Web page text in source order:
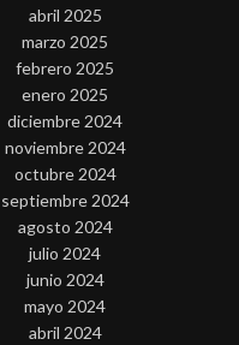
abril 2025
marzo 2025
febrero 2025
enero 2025
diciembre 2024
noviembre 2024
octubre 2024
septiembre 2024
agosto 2024
julio 2024
junio 2024
mayo 2024
abril 2024